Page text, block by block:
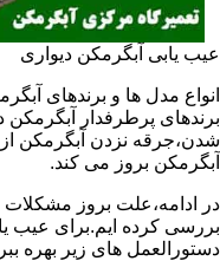
عیب یابی آبگرمکن دیواری
انواع مدل ها و برندهای
برندهای پرطرفدار
شدن،جرقه نزدن آبگرمکن
آبگرمکن بروز می کند.
در ادامه،علت بروز مشکلات
بررسی کرده ایم.برای عیب
دستورالعمل های زیر بهره